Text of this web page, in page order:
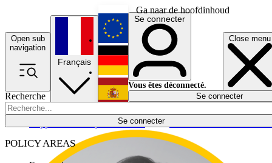
Ga naar de hoofdinhoud
Open sub
navigation
Close menu
Recherche
Se connecter
POLICY AREAS
Économie
Français
English
Deutsch
Español
Se connecter
Vous êtes déconnecté.
Se connecter